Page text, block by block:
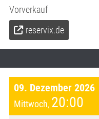
Vorverkauf
reservix.de
09. Dezember 2026
Mittwoch, 20:00